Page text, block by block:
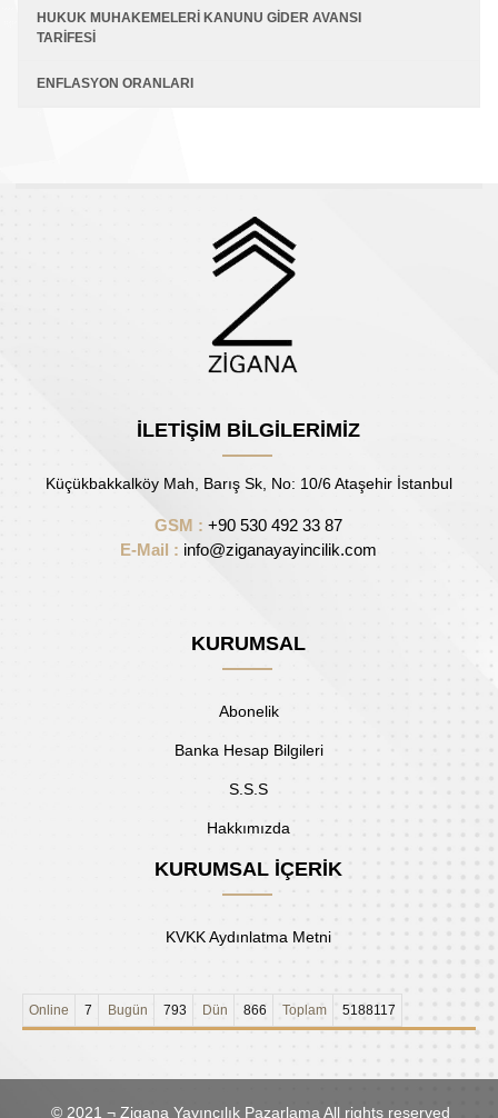
HUKUK MUHAKEMELERİ KANUNU GİDER AVANSI
TARİFESİ
ENFLASYON ORANLARI
İLETİŞİM BİLGİLERİMİZ
Küçükbakkalköy Mah, Barış Sk, No: 10/6 Ataşehir İstanbul
GSM : +90 530 492 33 87
E-Mail : info@ziganayayincilik.com
KURUMSAL
Abonelik
Banka Hesap Bilgileri
S.S.S
Hakkımızda
KURUMSAL İÇERİK
KVKK Aydınlatma Metni
Online 7 Bugün 793 Dün 866 Toplam 5188117
© 2021 ¬ Zigana Yayıncılık Pazarlama All rights reserved